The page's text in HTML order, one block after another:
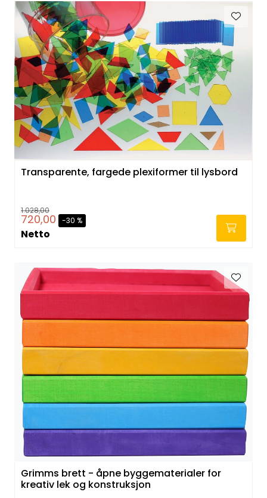
Transparente, fargede plexiformer til lysbord
1.028,00
720,00 -30 %
Netto
Grimms brett - åpne byggematerialer for
kreativ lek og konstruksjon